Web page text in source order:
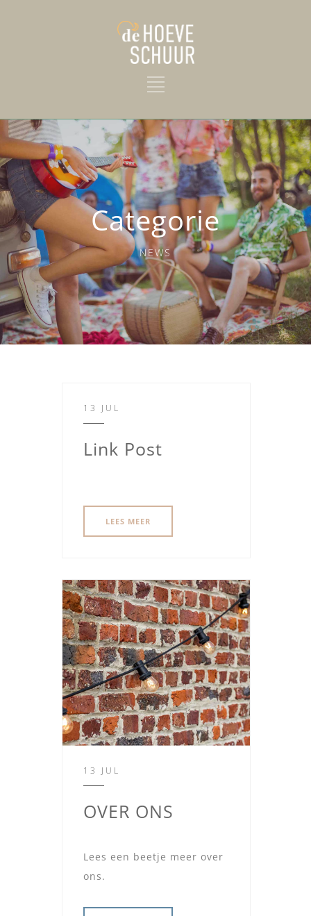
Categorie
NEWS
13 JUL
Link Post
LEES MEER
13 JUL
OVER ONS
Lees een beetje meer over
ons.